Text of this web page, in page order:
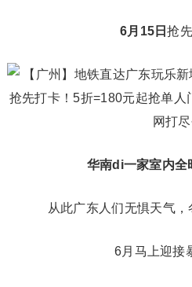
6月15日抢
华南di一家室内全
从此广东人们无惧天气，
6月马上迎接